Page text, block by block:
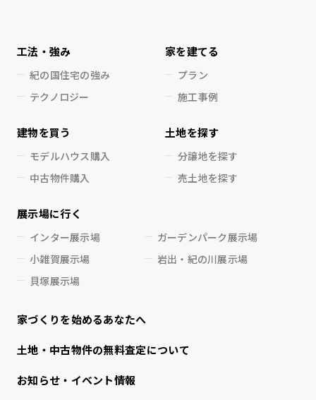
工法・強み
紀の国住宅の強み
テクノロジー
家を建てる
プラン
施工事例
建物を買う
モデルハウス購入
中古物件購入
土地を探す
分譲地を探す
売土地を探す
展示場に行く
インター展示場
ガーデンパーク展示場
小雑賀展示場
岩出・紀の川展示場
貝塚展示場
家づくりを始めるあなたへ
⼟地・中古物件の無料査定について
お知らせ・イベント情報